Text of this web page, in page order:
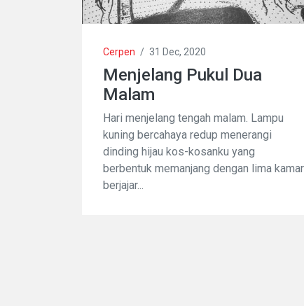
Cerpen / 31 Dec, 2020
Menjelang Pukul Dua
Malam
Hari menjelang tengah malam. Lampu
kuning bercahaya redup menerangi
dinding hijau kos-kosanku yang
berbentuk memanjang dengan lima kamar
berjajar...